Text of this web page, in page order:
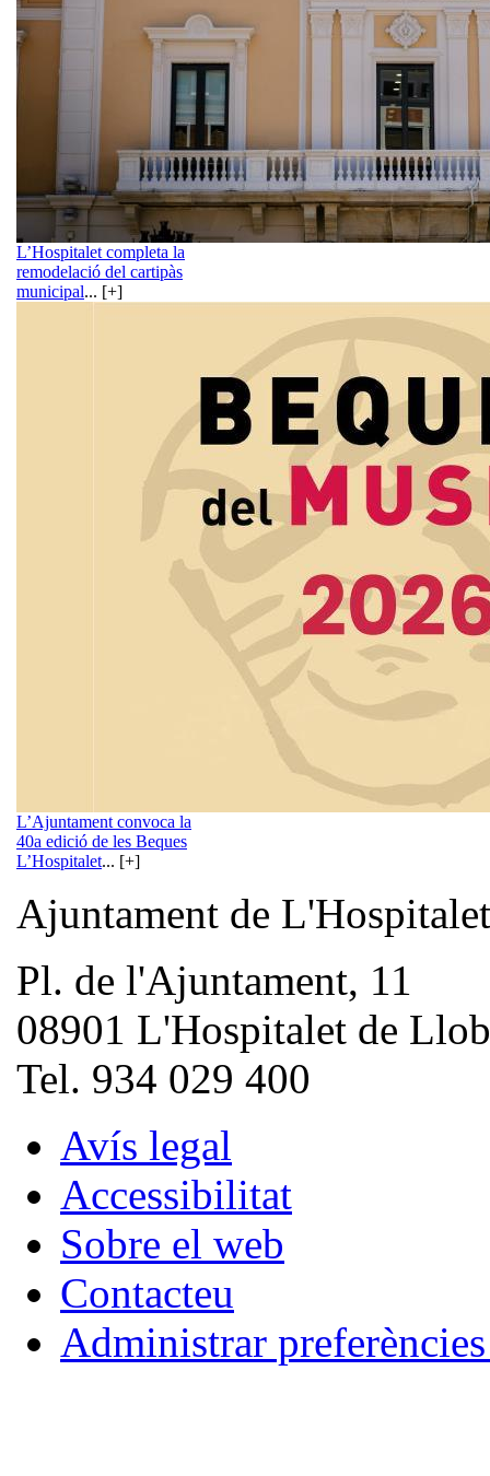
L’Hospitalet completa la
remodelació del cartipàs
municipal... [+]
L’Ajuntament convoca la
40a edició de les Beques
L’Hospitalet... [+]
Ajuntament de L'Hospitalet
Pl. de l'Ajuntament, 11
08901 L'Hospitalet de
Tel. 934 029 400
Avís legal
Accessibilitat
Sobre el web
Contacteu
Administrar